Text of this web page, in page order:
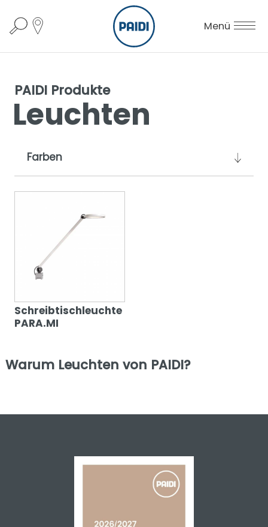
Menü
PAIDI Produkte
Leuchten
Farben
Schreibtischleuchte
PARA.MI
Warum Leuchten von PAIDI?